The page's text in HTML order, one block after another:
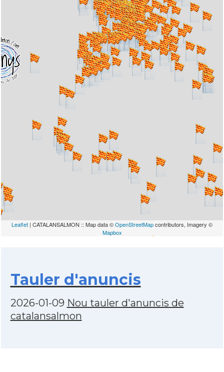
Leaflet | CATALANSALMON :: Map data ©OpenStreetMapcontributors, Imagery ©
Mapbox
Tauler d'anuncis
2026-01-09 Nou tauler d'anuncis de
catalansalmon